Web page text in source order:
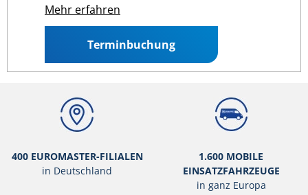
Mehr erfahren
Terminbuchung
400 EUROMASTER-FILIALEN
in Deutschland
1.600 MOBILE
EINSATZFAHRZEUGE
in ganz Europa